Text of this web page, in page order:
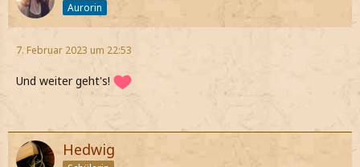
Aurorin
7. Februar 2023 um 22:53
Und weiter geht's!
Hedwig